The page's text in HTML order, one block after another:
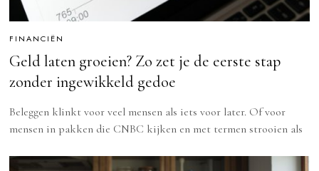
FINANCIËN
Geld laten groeien? Zo zet je de eerste stap
zonder ingewikkeld gedoe
Beleggen klinkt voor veel mensen als iets voor later. Of voor
mensen in pakken die CNBC kijken en met termen strooien als